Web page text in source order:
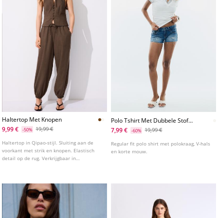
Haltertop Met Knopen
9,99 €
-50% 19,99 €
Haltertop in Qipao-stijl. Sluiting aan de
voorkant met strik en knopen. Elastisch
detail op de rug. Verkrijgbaar in
Polo Tshirt Met Dubbele Stof
En Korte Mouw
7,99 € -60% 19,99 €
Regular fit polo shirt met polokraag, V-hals
en korte mouw.